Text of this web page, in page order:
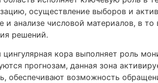
осуществление выборов и
и анализе числовой материалов, в
решений.
цингулярная кора выполняет роль
прогнозам, данная зона
обеспечивают возможность